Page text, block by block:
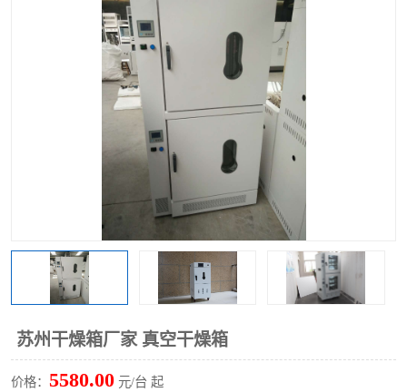
苏州干燥箱厂家 真空干燥箱
价格： 5580.00 元/台 起